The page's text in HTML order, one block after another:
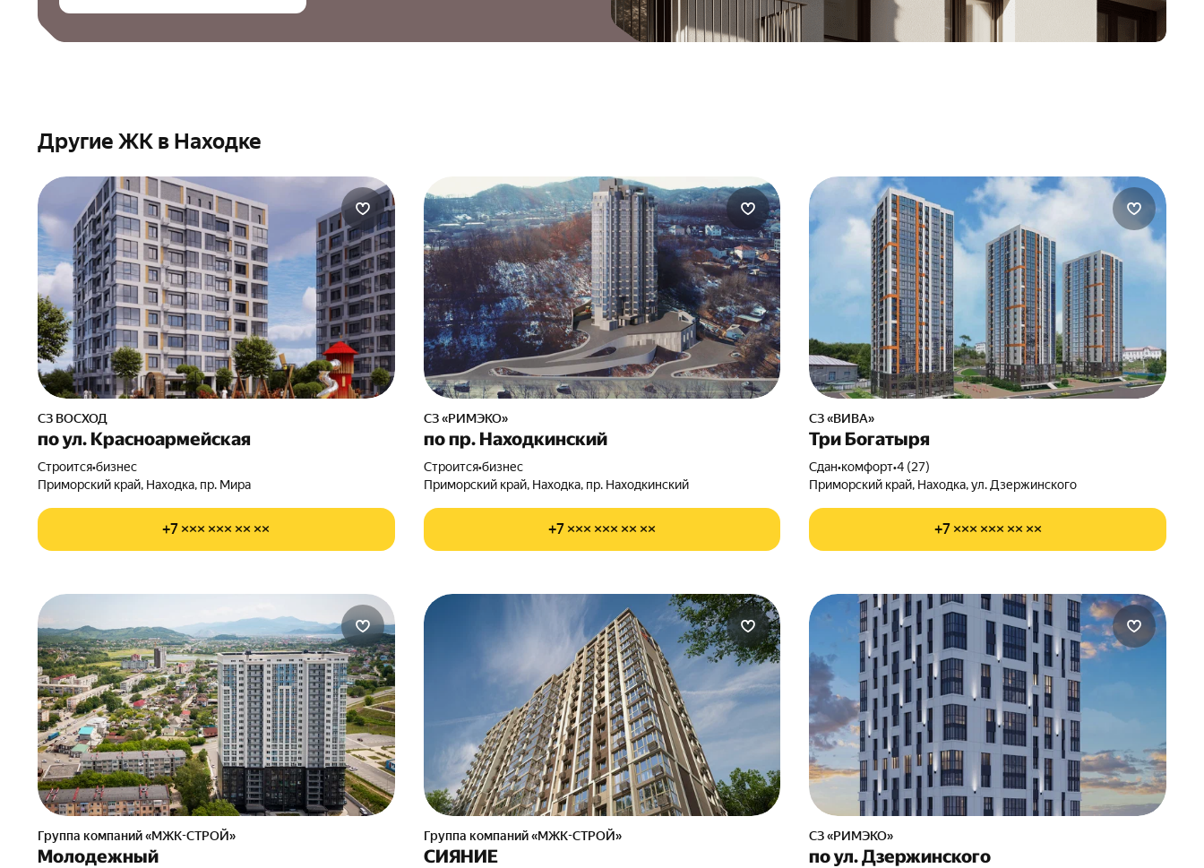
Другие ЖК в Находке
СЗ ВОСХОД
по ул. Красноармейская
Строится•бизнес
Приморский край, Находка, пр. Мира
+7 ××× ××× ×× ××
СЗ «РИМЭКО»
по пр. Находкинский
Строится•бизнес
Приморский край, Находка, пр. Находкинский
+7 ××× ××× ×× ××
СЗ «ВИВА»
Три Богатыря
Сдан•комфорт•4 (27)
Приморский край, Находка, ул. Дзержинского
+7 ××× ××× ×× ××
Группа компаний «МЖК-СТРОЙ»
Молодежный
Группа компаний «МЖК-СТРОЙ»
СИЯНИЕ
СЗ «РИМЭКО»
по ул. Дзержинского